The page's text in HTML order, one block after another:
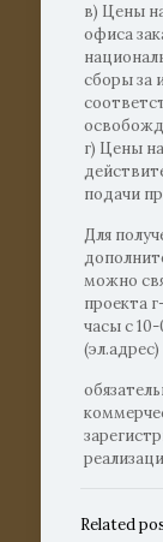
в) Цены
офиса
сборы за
г) Цены
подачи
Для
можно
проекта
часы с
Related